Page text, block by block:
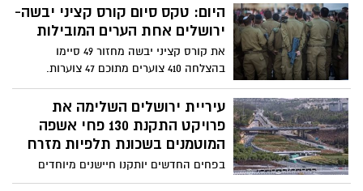
חדשים לאוניברסיטאות ולמכללות בכל רחבי
הארץ. זאת במסגרת שיפור מערך התחבורה
היום: טקס סיום קורס קציני יבשה-
ירושלים אחת הערים המובילות
את קורס קציני יבשה מחזור 49 סיימו
בהצלחה 410 צוערים מתוכם 47 צוערות.
הערים המובילות במספר הקצינים במחזור הן
ירושלים, חיפה, פתח תקווה וראשון לציון.
עיריית ירושלים השלימה את
פרויקט התקנת 130 פחי אשפה
המוטמנים בשכונת תלפיות מזרח
בפחים החדשים יותקנו חיישנים מיוחדים
שידווחו על כמות האשפה בכל מיכל בכל רגע